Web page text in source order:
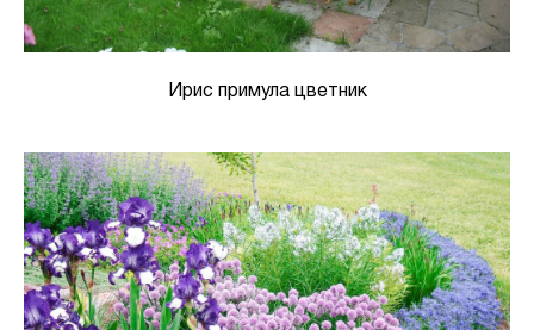
Ирис примула цветник